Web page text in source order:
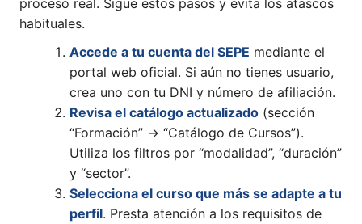
proceso real. Sigue estos pasos y evita los atascos
habituales.
Accede a tu cuenta del SEPE mediante el
portal web oficial. Si aún no tienes usuario,
crea uno con tu DNI y número de afiliación.
Revisa el catálogo actualizado (sección
“Formación” → “Catálogo de Cursos”).
Utiliza los filtros por “modalidad”, “duración”
y “sector”.
Selecciona el curso que más se adapte a tu
perfil. Presta atención a los requisitos de